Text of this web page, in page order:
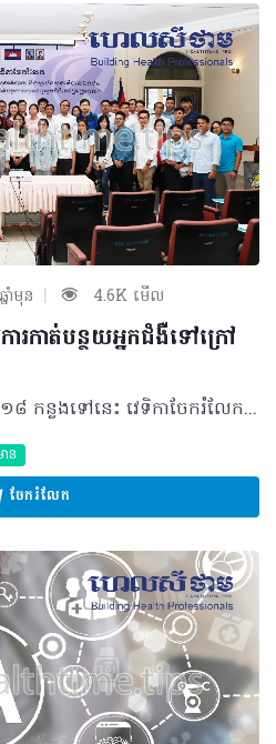
ាំមុន | 4.6K មើល
ារកាត់បន្ថយអ្នកជំងឺទៅក្រៅ
នាថ្ងៃទី ០១ ខែ កញ្ញា ឆ្នាំ ២០១៨ កន្លងទៅនេះ វេទិកាចែករំលែកមួយស្តីអំពី “តើអ្នកប្រកបរបរវិជ្ជាជីវៈសុខាភិបាល និងស្ថាប័នសុខាភិបាលឯកជនគួរចូលរួមយ៉ាងណាខ្លះដើម្បីកាត់បន្ថយលំហូរចេញអ្នកជំងឺទៅក្រៅប្រទេស?” ត្រូវបានប្រារព្ធឡើងនៅវិទ្យាស្ថានជាតិសុខភាពសាធារណៈ រៀបចំដោយក្រុមការងារហេលស៍ថាម ប្រូ (HEALTHTIME PRO) របស់ក្រុមហ៊ុន ហេលស៍ថាម ខបភូរេសិន (HEALTHTIME CORPORATION) និងរួមសហការឧបត្ថម្ភដោយផលិតផល Coxil ក៏ដូចជាគាំទ្រផងដែរដោយកាដាវ គ្លីនិកសើស្បែក និងឡេសឺរ មន្ទីរព្យាបាលធ្មេញម៉ាស្ទ័រ ឃែរ ព្រមទាំងមន្ទីរសម្រាកព្យាបាល និងសម្ភពលុច្ស។ វេទិកាចែករំលែកនេះត្រូវបានធ្វើឡើងក្នុងគោលបំណងពីរសំខាន់ៗគឺ ទី១ ទាក់ទងនឹងការពិភាក្សាលើបញ្ហាដែលកំពុងជួបប្រទះ និងដំណោះស្រាយនៃលំហូរចេញអ្នកជំងឺទៅក្រៅប្រទេស និងទី២ ទាក់ទងនឹងការចែករំលែកលើគន្លឹះដែលម្ចាស់មន្ទីរពេទ្យ គ្លីនិក បន្ទប់ពិគ្រោះជំងឺ និងអ្នកប្រកបរបរវិជ្ជាជីវៈសុខាភិបាលគួរធ្វើដើម្បីពង្រឹងសេវាកម្ម ក៏ដូចជាផ្តល់ទំនុកចិត្តដល់អ្នកជំងឺ។ គួរបញ្ជាក់ថា វេទិការយៈពេលកន្លះថ្ងៃនេះបានធ្វើការចាប់ផ្តើមពីម៉ោង ៨ព្រឹក ដល់ម៉ោង ១២ថ្ងៃត្រង់ ដោយមានការចូលរួមពីវាគ្មិនកិត្តិយសចំនួន ៣ រូបគឺ លោកស្រីទន្តបណ្ឌិត អេង លីគង់ ដែលលោកស្រីជាប្រធានសមាគមសហគ្រិនស្ត្រីកម្ពុជា និងជានាយិកានៃមន្ទីរព្យាបាលធ្មេញម៉ាស្ទ័រ ឃែរ និង លោកស្រីសាស្ត្រាចារ្យ ឯក ម៉េងលី អតីតប្រធានផ្នែកសម្ភពនៃមន្ទីរពេទ្យកាល់ម៉ែតដែលបច្ចុប្បន្ន លោកស្រីជាស្ថាបនិកនៃមន្ទីរសម្ភពលុច្ស និងមន្ទីរសម្រាកព្យាបាល និងសម្ភពសុខៈ ព្រមទាំងជាស្ថាបនិកនៃមន្ទីរពេទ្យអឃីតកោះពេជ្រ និងមានផងដែរនូវវត្តមានរបស់ លោកវេជ្ជបណ្ឌិត ចាន់ វិចិត្រ ដែលលោកជាអនុប្រធានមន្ទីរពេទ្យមិត្តភាពខ្មែរ-សូវៀត ព្រមទាំងជាស្ថាបនិកនៃកាដាវគ្លីនិកសើស្បែក និងឡេសឺរ។ វេទិកាទាំងមូលក៏ទទួលបានកិត្តិយសចូលរួមពីសំណាក់លោក លោកស្រីវេជ្ជបណ្ឌិត និងទន្តបណ្ឌិតដែលជាសមាជិកនៃសហគមន៍ហេលស៍ថាមប្រូ ព្រមទាំងសិស្សនិស្សិតផ្នែកសុខាភិបាលប្រមាណជាង ៥០នាក់ផងដែរ។ សកម្មភាពពេញមួយព្រឹកនេះត្រូវបានចែកចេញជាបីវគ្គគឺ វគ្គទីមួយ៖ ជាវេទិកាចែករំលែកបទពិសោធន៍ផ្ទាល់ពីសំណាក់វាគ្មិនកិត្តិយសទាំងបីរូប ទាក់ទងនឹង “វិធីសាស្ត្រក្នុងការទំនាក់ទំនងល្អរវាងគ្រូពេទ្យ ជាមួយអ្នកជំងឺ” “វិធីសាស្ត្រក្នុងការគ្រប់គ្រង និងការពង្រឹងសក្តានុពលក្រុមការងារក្នុងស្ថាប័ន” និង“វិធីសាស្រ្តក្នុងការកំណត់តម្លៃសេវាកម្ម ឲ្យចំអតិថិជនគោលដៅ”។ វគ្គទីពីរ ជាវេទិកាជជែកពិភាក្សា រវាងវាគ្មិនកិត្តិយស និងអ្នកចូលរួម លើប្រធានបទ “តើអ្នកប្រកបរបរវិជ្ជាជីវៈសុខាភិបាល និងស្ថាប័នសុខាភិបាលឯកជនគួរចូលរួមយ៉ាងណាខ្លះដើម្បីកាត់បន្ថយលំហូរចេញអ្នកជំងឺទៅក្រៅប្រទេស?” ។ វគ្គទីបី ជាវេទិកាពិភាក្សាជាក្រុមដោយមានការចូលរួមយ៉ាងផុសផុល ពីសំណាក់អ្នកចូលរួម និងចូលរួមដឹកនាំពីវាគ្មិនកិត្តយសផងដែរ។ ជាចុងក្រោយ ក្រុមការងារហេលស៍ ថាម ប្រូ ពិតជាមានសេចក្តីសោមនស្សរីករាយ សូមថ្លែងអំណរគុណដល់វាគ្មិនកិត្តយស និងអ្នកចូលរួមទាំងអស់ ដែលបានញ៉ាំងឲ្យវេទិកាទាំងមូលបញ្ចប់ទៅយ៉ាងរលូន និងប្រកបដោយផ្លែផ្កា។ ដើម្បីទទួលបានព័ត៌មានបន្ថែម សម្រាប់វគ្គសិក្សាដែលនឹងប្រព្រឹត្តទៅ នាពេលខាងមុខទៀត សូមតាមដានក្នុង Healthtime Pro ទាំងអស់គ្នា។ ©2018 រក្សាសិទ្ធិគ្រប់យ៉ាង​ដោយ Healthtime Corporation ចំពោះគ្រប់អត្ថបទដោយគ្មានផ្នែកណាមួយត្រូវបោះពុម្ពផ្សាយចូល ប្រព័ន្ធអ៊ីនធឺណែតឧបករណ៍អេឡិចត្រូនិកអាត់ជាសំឡេងឬថតចំលងគ្រប់រូបភាពដោយគ្មានការអនុញ្ញាតឡើយ
ន
ចែករំលែក